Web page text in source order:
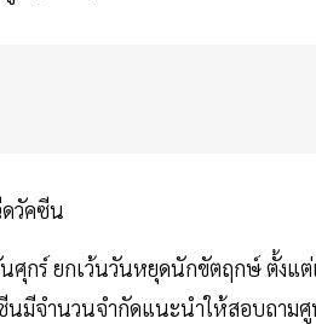
ดวัคซีน
ศุกร์ ยกเว้นวันหยุดนักขัตฤกษ์ ตั้งแ
นมีจำนวนจำกัดแนะนำให้สอบถามศู